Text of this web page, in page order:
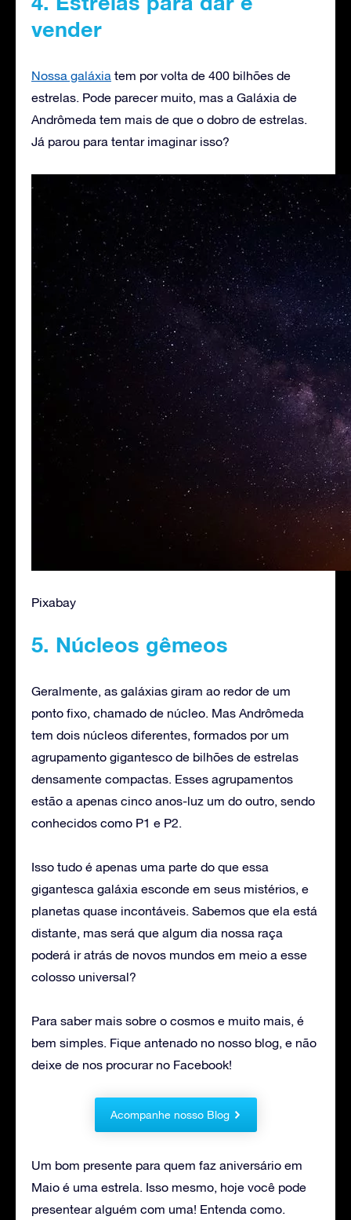
vender
Nossa galáxia tem por volta de 400 bilhões de
estrelas. Pode parecer muito, mas a Galáxia de
Andrômeda tem mais de que o dobro de estrelas.
Já parou para tentar imaginar isso?
Pixabay
5. Núcleos gêmeos
Geralmente, as galáxias giram ao redor de um
ponto fixo, chamado de núcleo. Mas Andrômeda
tem dois núcleos diferentes, formados por um
agrupamento gigantesco de bilhões de estrelas
densamente compactas. Esses agrupamentos
estão a apenas cinco anos-luz um do outro, sendo
conhecidos como P1 e P2.
Isso tudo é apenas uma parte do que essa
gigantesca galáxia esconde em seus mistérios, e
planetas quase incontáveis. Sabemos que ela está
distante, mas será que algum dia nossa raça
poderá ir atrás de novos mundos em meio a esse
colosso universal?
Para saber mais sobre o cosmos e muito mais, é
bem simples. Fique antenado no nosso blog, e não
deixe de nos procurar no Facebook!
Acompanhe nosso Blog
Um bom presente para quem faz aniversário em
Maio é uma estrela. Isso mesmo, hoje você pode
presentear alguém com uma! Entenda como.